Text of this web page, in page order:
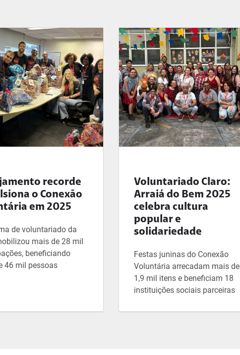
recorde
o Conexão
em 2025
de voluntariado da
mais de 28 mil
beneficiando
46 mil pessoas
Voluntariado Claro:
Arraiá do Bem 2025
celebra cultura
popular e
solidariedade
Festas juninas do Conexão
Voluntária arrecadam mais de
1,9 mil itens e beneficiam 18
instituições sociais parceiras